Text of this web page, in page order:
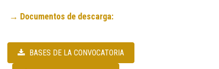
→ Documentos de descarga:
BASES DE LA CONVOCATORIA